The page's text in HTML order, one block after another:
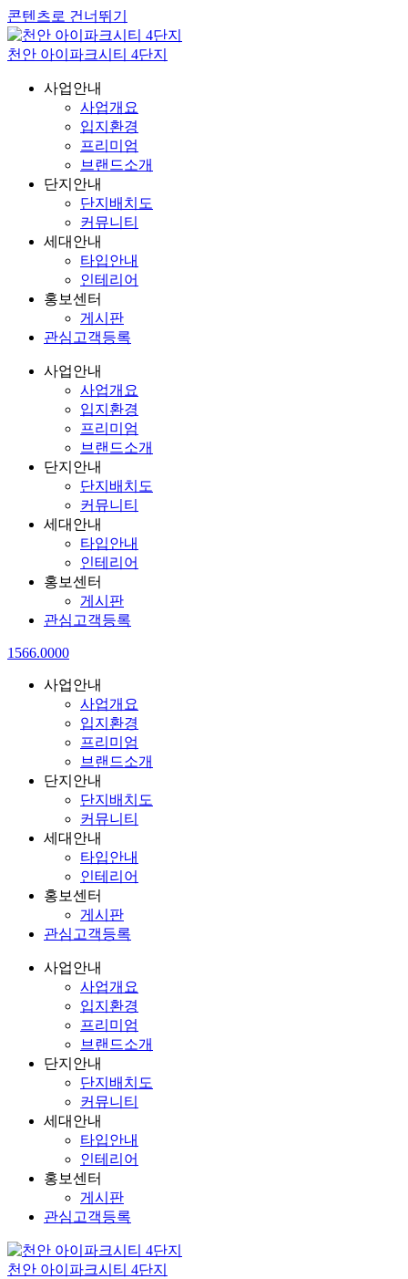
콘텐츠로 건너뛰기
천안 아이파크시티 4단지
사업안내
사업개요
입지환경
프리미엄
브랜드소개
단지안내
단지배치도
커뮤니티
세대안내
타입안내
인테리어
홍보센터
게시판
관심고객등록
사업안내
사업개요
입지환경
프리미엄
브랜드소개
단지안내
단지배치도
커뮤니티
세대안내
타입안내
인테리어
홍보센터
게시판
관심고객등록
1566.0000
사업안내
사업개요
입지환경
프리미엄
브랜드소개
단지안내
단지배치도
커뮤니티
세대안내
타입안내
인테리어
홍보센터
게시판
관심고객등록
사업안내
사업개요
입지환경
프리미엄
브랜드소개
단지안내
단지배치도
커뮤니티
세대안내
타입안내
인테리어
홍보센터
게시판
관심고객등록
천안 아이파크시티 4단지